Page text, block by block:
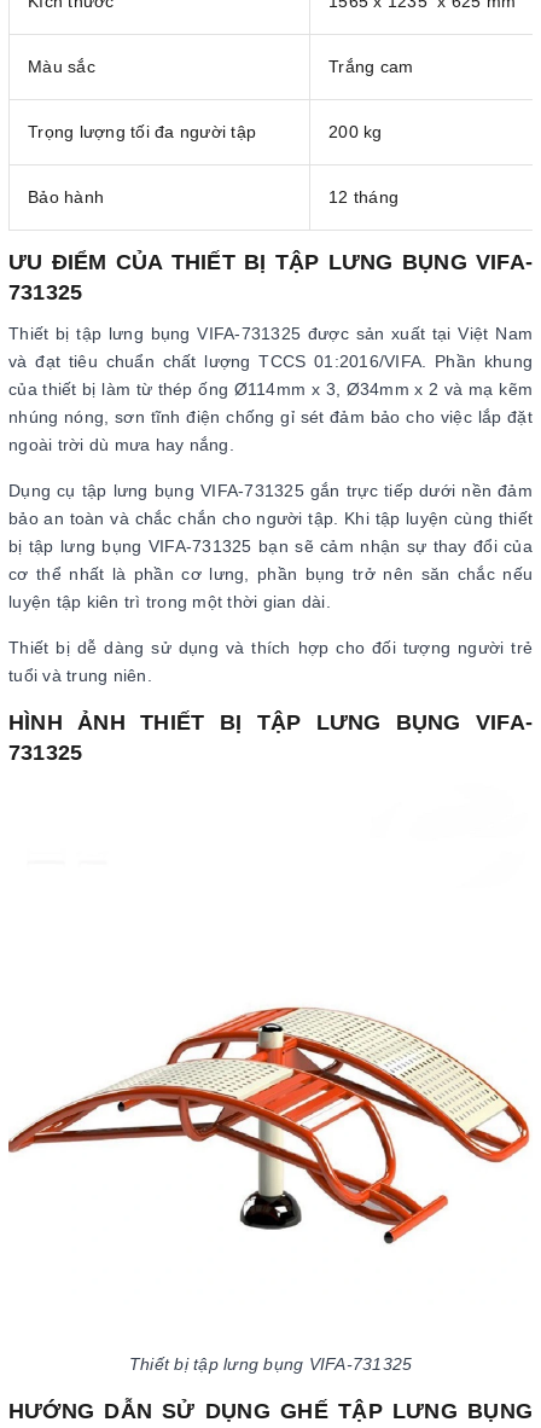
Màu sắc Trắng cam
Trọng lượng tối đa người tập 200 kg
Bảo hành 12 tháng
ƯU ĐIỂM CỦA THIẾT BỊ TẬP LƯNG BỤNG VIFA-
731325
Thiết bị tập lưng bụng VIFA-731325 được sản xuất tại Việt Nam
và đạt tiêu chuẩn chất lượng TCCS 01:2016/VIFA. Phần khung
của thiết bị làm từ thép ống Ø114mm x 3, Ø34mm x 2 và mạ kẽm
nhúng nóng, sơn tĩnh điện chống gỉ sét đảm bảo cho việc lắp đặt
ngoài trời dù mưa hay nắng.
Dụng cụ tập lưng bụng VIFA-731325 gắn trực tiếp dưới nền đảm
bảo an toàn và chắc chắn cho người tập. Khi tập luyện cùng thiết
bị tập lưng bụng VIFA-731325 bạn sẽ cảm nhận sự thay đổi của
cơ thể nhất là phần cơ lưng, phần bụng trở nên săn chắc nếu
luyện tập kiên trì trong một thời gian dài.
Thiết bị dễ dàng sử dụng và thích hợp cho đối tượng người trẻ
tuổi và trung niên.
HÌNH ẢNH THIẾT BỊ TẬP LƯNG BỤNG VIFA-
731325
Thiết bị tập lưng bụng VIFA-731325
HƯỚNG DẪN SỬ DỤNG GHẾ TẬP LƯNG BỤNG